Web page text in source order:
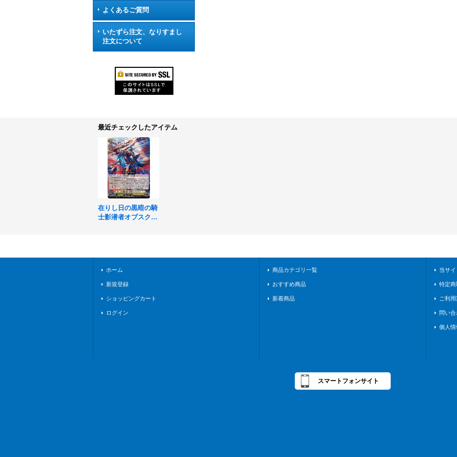
よくあるご質問
いたずら注文、なりすまし
注文について
最近チェックしたアイテム
在りし日の黒暗の騎
士影潜者オブスクデ
ホーム
新規登録
ショッピングカート
ログイン
商品カテゴリ一覧
おすすめ商品
新着商品
当サ
特定
ご利
問い合
個人
スマートフォンサイト